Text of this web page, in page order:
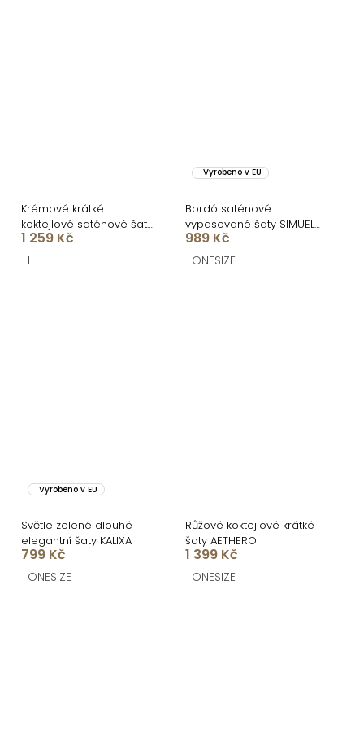
Krémové krátké
koktejlové saténové šaty
AMESTIA
1 259 Kč
L
Vyrobeno v EU
Bordó saténové
vypasované šaty SIMUEL
se šněrováním
989 Kč
ONESIZE
Vyrobeno v EU
Světle zelené dlouhé
elegantní šaty KALIXA
799 Kč
ONESIZE
Růžové koktejlové krátké
šaty AETHERO
1 399 Kč
ONESIZE